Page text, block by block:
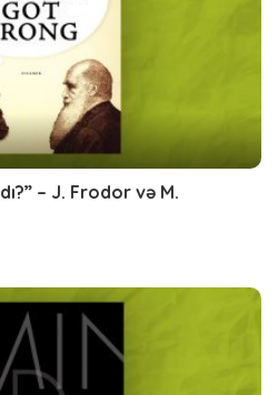
– J. Frodor və M.